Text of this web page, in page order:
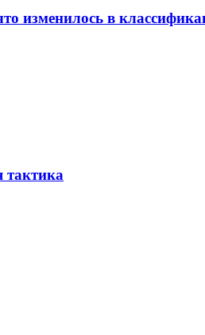
изменилось в
тактика